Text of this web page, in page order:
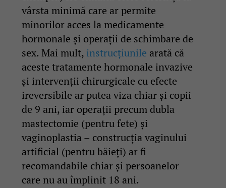
vârsta minimă care ar permite
minorilor acces la medicamente
hormonale și operații de schimbare de
sex. Mai mult, instrucțiunile arată că
aceste tratamente hormonale invazive
și intervenții chirurgicale cu efecte
ireversibile ar putea viza chiar și copii
de 9 ani, iar operații precum dubla
mastectomie (pentru fete) și
vaginoplastia – construcția vaginului
artificial (pentru băieți) ar fi
recomandabile chiar și persoanelor
care nu au împlinit 18 ani.